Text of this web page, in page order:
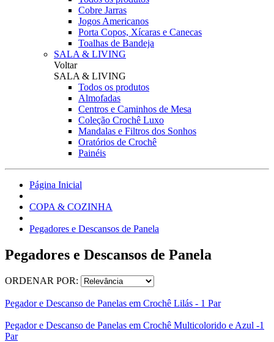
Cobre Jarras
Jogos Americanos
Porta Copos, Xícaras e Canecas
Toalhas de Bandeja
SALA & LIVING
Voltar
SALA & LIVING
Todos os produtos
Almofadas
Centros e Caminhos de Mesa
Coleção Crochê Luxo
Mandalas e Filtros dos Sonhos
Oratórios de Crochê
Painéis
Página Inicial
COPA & COZINHA
Pegadores e Descansos de Panela
Pegadores e Descansos de Panela
ORDENAR POR:
Pegador e Descanso de Panelas em Crochê Lilás - 1 Par
Pegador e Descanso de Panelas em Crochê Multicolorido e Azul -1
Par